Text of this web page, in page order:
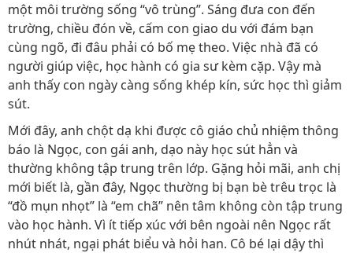
một môi trường sống “vô trùng”. Sáng đưa con đến
trường, chiều đón về, cấm con giao du với đám bạn
cùng ngõ, đi đâu phải có bố mẹ theo. Việc nhà đã có
người giúp việc, học hành có gia sư kèm cặp. Vậy mà
anh thấy con ngày càng sống khép kín, sức học thì giảm
sút.
Mới đây, anh chột dạ khi được cô giáo chủ nhiệm thông
báo là Ngọc, con gái anh, dạo này học sút hẳn và
thường không tập trung trên lớp. Gặng hỏi mãi, anh chị
mới biết là, gần đây, Ngọc thường bị bạn bè trêu trọc là
“đồ mụn nhọt” là “em chã” nên tâm không còn tập trung
vào học hành. Vì ít tiếp xúc với bên ngoài nên Ngọc rất
nhút nhát, ngại phát biểu và hỏi han. Cô bé lại dậy thì